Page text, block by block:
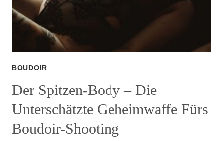
BOUDOIR
Der Spitzen-Body – Die
Unterschätzte Geheimwaffe Fürs
Boudoir-Shooting